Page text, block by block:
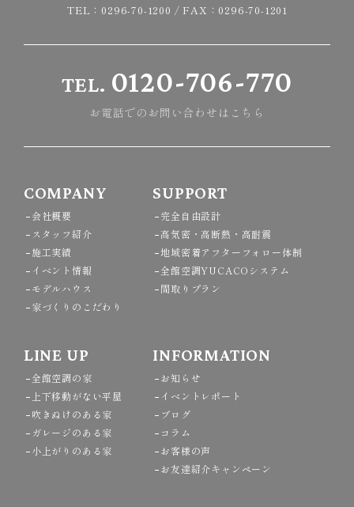
TEL： 0296-70-1200 / FAX：0296-70-1201
TEL. 0120-706-770
お電話でのお問い合わせはこちら
COMPANY
会社概要
スタッフ紹介
施工実績
イベント情報
モデルハウス
家づくりのこだわり
SUPPORT
完全自由設計
高気密・高断熱・高耐震
地域密着アフターフォロー体制
全館空調YUCACOシステム
間取りプラン
LINE UP
全館空調の家
上下移動がない平屋
吹きぬけのある家
ガレージのある家
小上がりのある家
INFORMATION
お知らせ
イベントレポート
ブログ
コラム
お客様の声
お友達紹介キャンペーン